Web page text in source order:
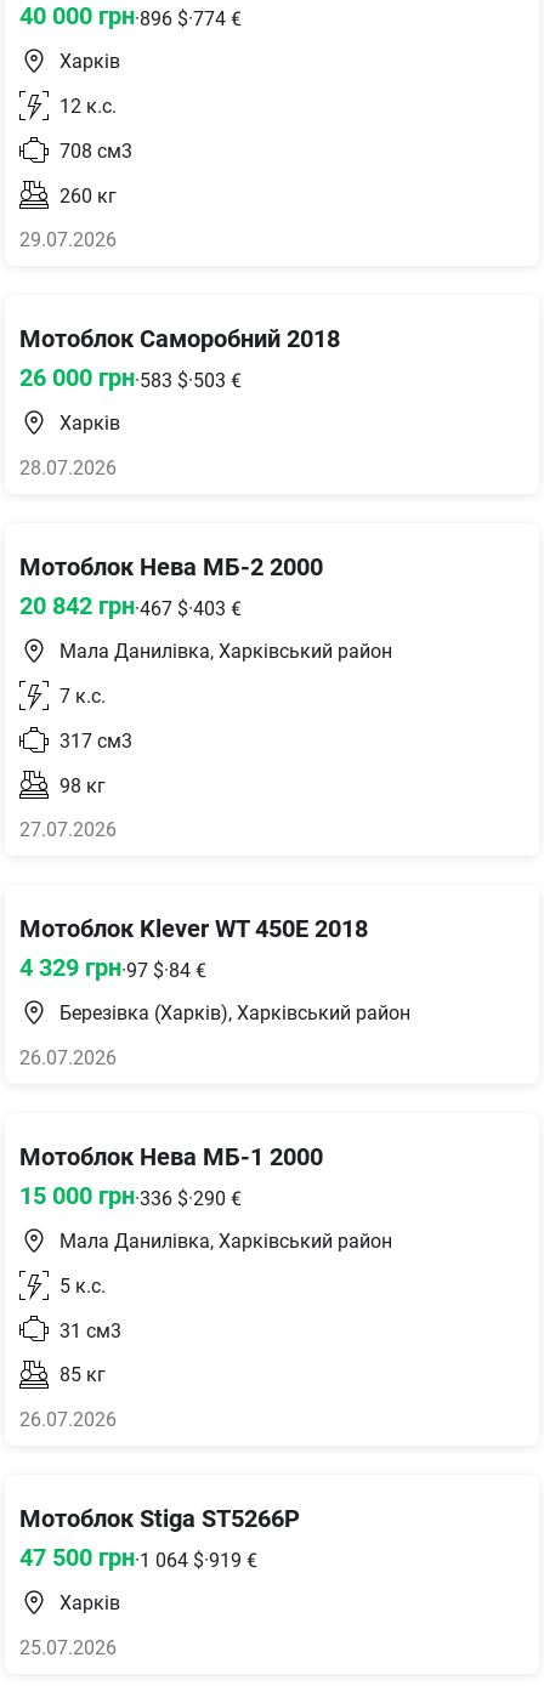
40 000 грн·896 $·774 €
Харків
12 к.с.
708 см3
260 кг
29.07.2026
Мотоблок Саморобний 2018
26 000 грн·583 $·503 €
Харків
28.07.2026
Мотоблок Нева МБ-2 2000
20 842 грн·467 $·403 €
Мала Данилівка, Харківський район
7 к.с.
317 см3
98 кг
27.07.2026
Мотоблок Klever WT 450E 2018
4 329 грн·97 $·84 €
Березівка (Харків), Харківський район
26.07.2026
Мотоблок Нева МБ-1 2000
15 000 грн·336 $·290 €
Мала Данилівка, Харківський район
5 к.с.
31 см3
85 кг
26.07.2026
Мотоблок Stiga ST5266P
47 500 грн·1 064 $·919 €
Харків
25.07.2026